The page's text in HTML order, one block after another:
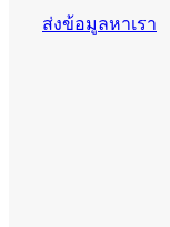
ส่งข้อมูลหาเรา